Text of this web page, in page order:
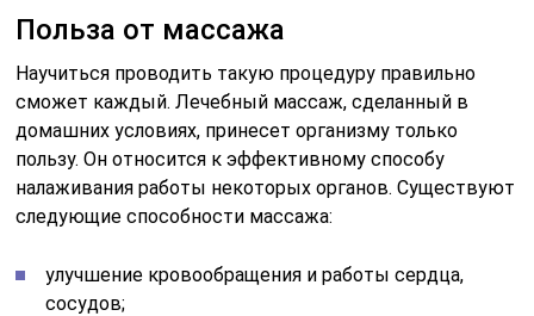
Польза от массажа
Научиться проводить такую процедуру правильно
сможет каждый. Лечебный массаж, сделанный в
домашних условиях, принесет организму только
пользу. Он относится к эффективному способу
налаживания работы некоторых органов. Существуют
следующие способности массажа:
улучшение кровообращения и работы сердца,
сосудов;